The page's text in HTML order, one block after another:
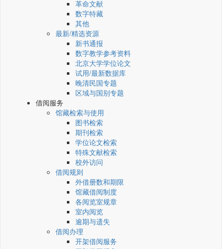
革命文献
数字特藏
其他
最新/精选资源
新书通报
数字教学参考资料
北京大学学位论文
试用/最新数据库
晚清民国专题
区域与国别专题
借阅服务
馆藏检索与使用
图书检索
期刊检索
学位论文检索
特殊文献检索
校外访问
借阅规则
外借册数和期限
馆藏借阅制度
各阅览室规章
室内阅览
逾期与遗失
借阅办理
开架借阅服务